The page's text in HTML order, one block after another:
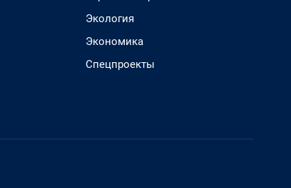
Экология
Экономика
Спецпроекты